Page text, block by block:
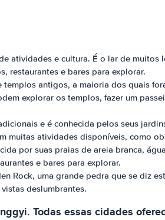
atividades e cultura. É o lar de
restaurantes e bares para explorar.
antigos, a maioria dos quais
explorar os templos, fazer um
e é conhecida pelos seus
atividades disponíveis, como
por suas praias de areia branca,
e bares para explorar.
Rock, uma grande pedra que se diz
deslumbrantes.
Todas essas cidades